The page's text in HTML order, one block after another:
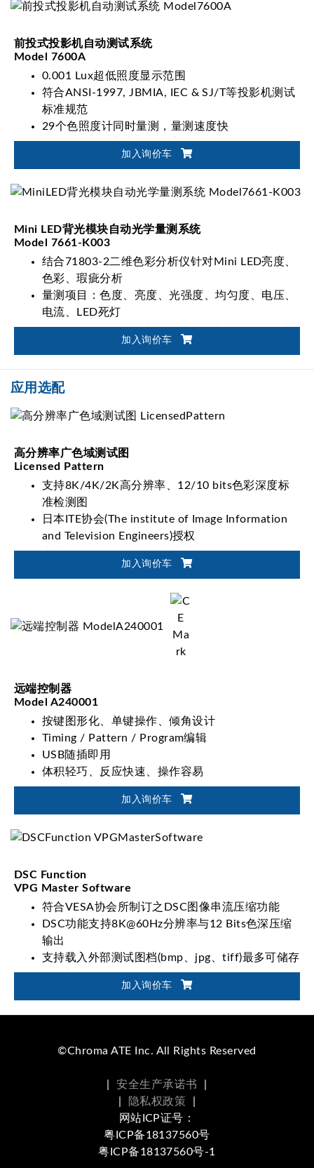
前投式投影机自动测试系统
Model 7600A
0.001 Lux超低照度显示范围
符合ANSI-1997, JBMIA, IEC & SJ/T等投影机测试
标准规范
29个色照度计同时量测，量测速度快
整合视频讯号产生器，用户单按「量测」键一次即
可完成所有量测动作
经余弦校正之标准传感器
加入询价车
Mini LED背光模块自动光学量测系统
Model 7661-K003
结合71803-2二维色彩分析仪针对Mini LED亮度、
色彩、瑕疵分析
量测项目：色度、亮度、光强度、均匀度、电压、
电流、LED死灯
可搭配Chroma LED电源测试器及光学模块整合为
加入询价车
应用选配
高分辨率广色域测试图
Licensed Pattern
支持8K/4K/2K高分辨率、12/10 bits色彩深度标
准检测图
日本ITE协会(The institute of Image Information
and Television Engineers)授权
支持HDMI/DisplayPort/USB-
C/SDI/eDP/MIPI/V-by-One/LVDS/DVI/Analog接
检测图符合ITU-R BT.2020标准
加入询价车
远端控制器
Model A240001
按键图形化、单键操作、倾角设计
Timing / Pattern / Program编辑
USB随插即用
体积轻巧、反应快速、操作容易
加入询价车
DSC Function
VPG Master Software
符合VESA协会所制订之DSC图像串流压缩功能
DSC功能支持8K@60Hz分辨率与12 Bits色深压缩
输出
支持载入外部测试图档(bmp、jpg、tiff)最多可储存
100张
支持DisplayPort / USB-C接口
加入询价车
©Chroma ATE Inc. All Rights Reserved
安全生产承诺书
隐私权政策
网站ICP证号：
粤ICP备18137560号
粤ICP备18137560号-1